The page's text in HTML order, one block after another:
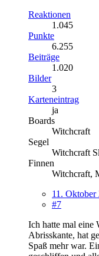
Reaktionen
1.045
Punkte
6.255
Beiträge
1.020
Bilder
3
Karteneintrag
ja
Boards
Witchcraft
Segel
Witchcraft
Finnen
Witchcraft,
11. Oktober
#7
Ich hatte mal eine
Abrisskante, hat
Spaß mehr war.